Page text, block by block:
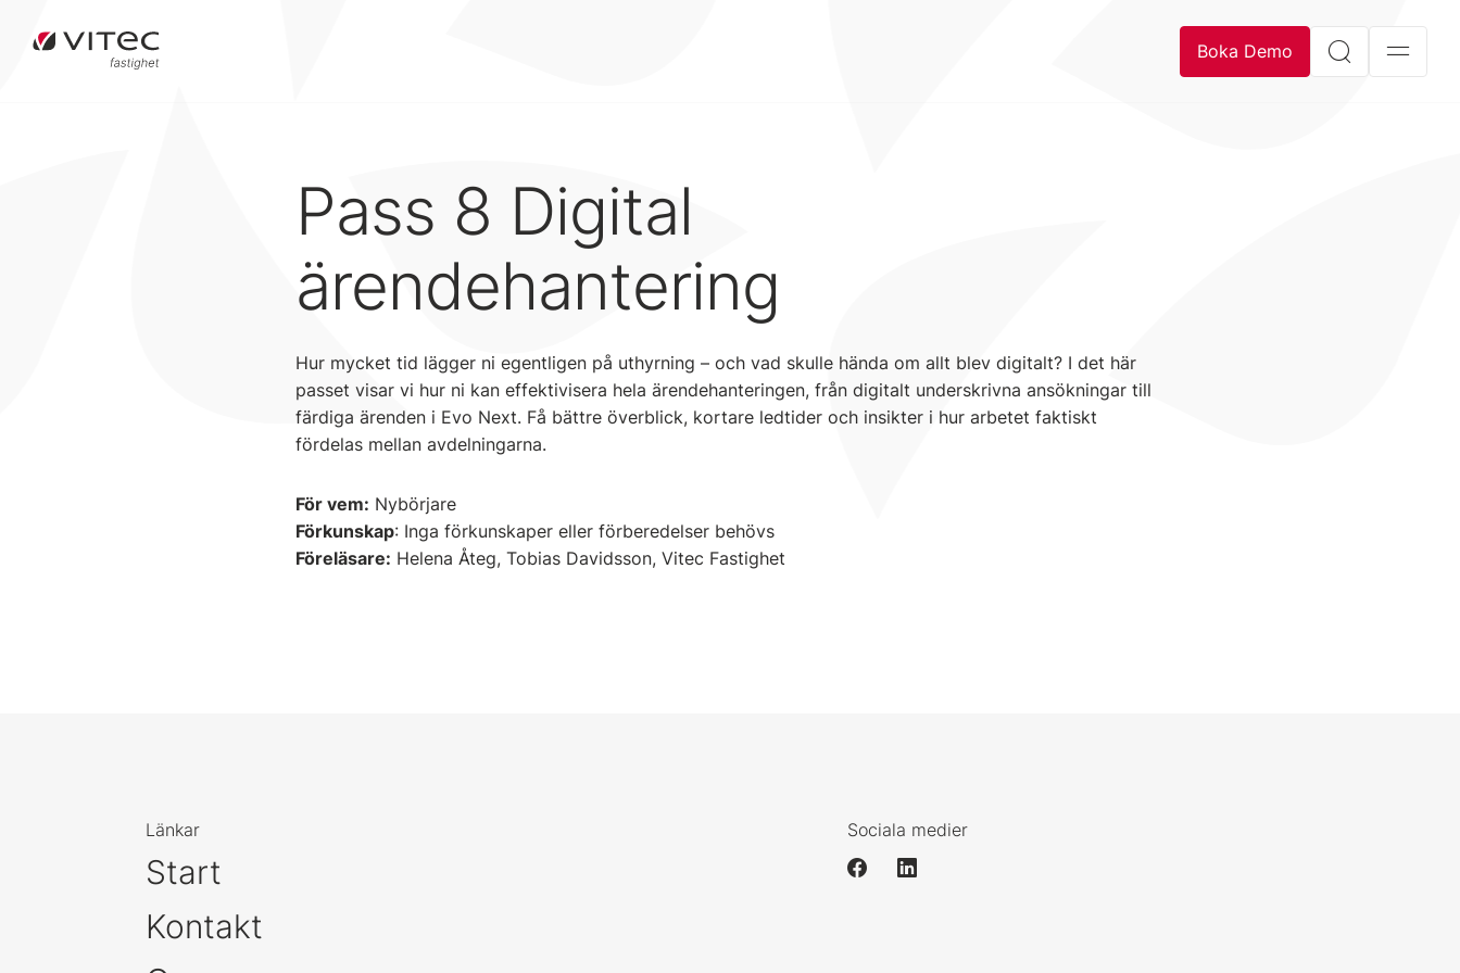
Boka Demo
Pass 8 Digital
ärendehantering
Hur mycket tid lägger ni egentligen på uthyrning – och vad skulle hända om allt blev digitalt? I det här
passet visar vi hur ni kan effektivisera hela ärendehanteringen, från digitalt underskrivna ansökningar till
färdiga ärenden i Evo Next. Få bättre överblick, kortare ledtider och insikter i hur arbetet faktiskt
fördelas mellan avdelningarna.
För vem: Nybörjare
Förkunskap: Inga förkunskaper eller förberedelser behövs
Föreläsare: Helena Åteg, Tobias Davidsson, Vitec Fastighet
Länkar
Start
Kontakt
Sociala medier